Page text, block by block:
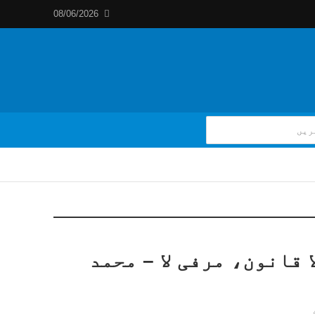
08/06/2026
قانون، مرفی لا – محمد